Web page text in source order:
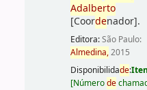
Adalberto
[Coordenador].
Editora:São Paulo:
Almedina,2015
Disponibilidade:
[Númerode